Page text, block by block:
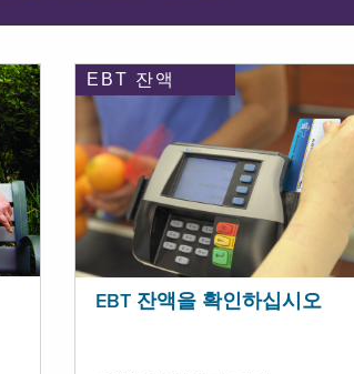
EBT 잔액
EBT 잔액을 확인하십시오